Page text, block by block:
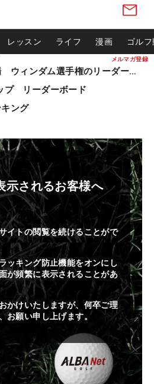
メルマガ登録
レッスン ライフ 漫画 ゴル
松山英樹ら出場 ウィンダム選手権のリーダーボード
プ リーダーボード
ング
示されるお客様へ
イトの閲覧を続けることがで
ッキング防止機能をオンにし
が頻繁に表示されることがあ
かけいたしますが、何卒ご理
お願い申し上げます。